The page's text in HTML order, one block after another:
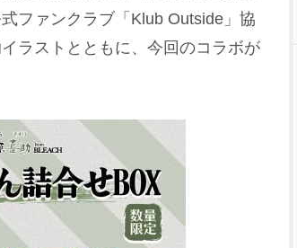
ファンクラブ「Klub Outside」協
ラストとともに、今回のコラボが